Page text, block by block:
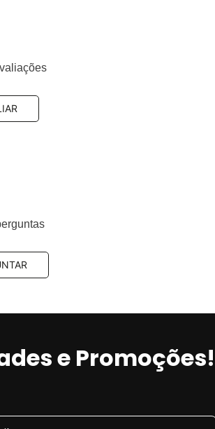
de
de contribuir
tanto no uso
e Promoções!